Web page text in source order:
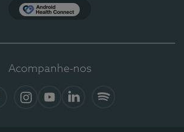
Acompanhe-nos